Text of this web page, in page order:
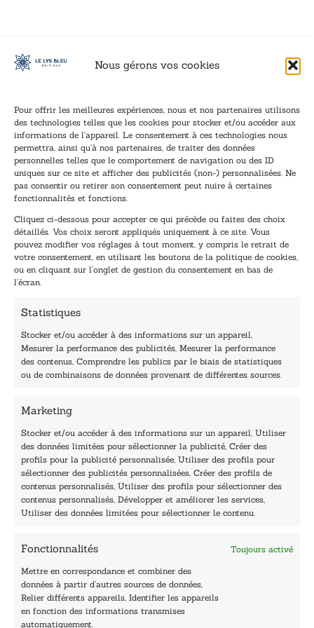
Nous gérons vos cookies
Pour offrir les meilleures expériences, nous et nos partenaires utilisons
des technologies telles que les cookies pour stocker et/ou accéder aux
informations de l’appareil. Le consentement à ces technologies nous
permettra, ainsi qu’à nos partenaires, de traiter des données
personnelles telles que le comportement de navigation ou des ID
uniques sur ce site et afficher des publicités (non-) personnalisées. Ne
pas consentir ou retirer son consentement peut nuire à certaines
fonctionnalités et fonctions.
Cliquez ci-dessous pour accepter ce qui précède ou faites des choix
détaillés. Vos choix seront appliqués uniquement à ce site. Vous
pouvez modifier vos réglages à tout moment, y compris le retrait de
votre consentement, en utilisant les boutons de la politique de cookies,
ou en cliquant sur l’onglet de gestion du consentement en bas de
l’écran.
Statistiques
Stocker et/ou accéder à des informations sur un appareil,
Mesurer la performance des publicités, Mesurer la performance
des contenus, Comprendre les publics par le biais de statistiques
ou de combinaisons de données provenant de différentes sources.
Marketing
Stocker et/ou accéder à des informations sur un appareil, Utiliser
des données limitées pour sélectionner la publicité, Créer des
profils pour la publicité personnalisée, Utiliser des profils pour
sélectionner des publicités personnalisées, Créer des profils de
contenus personnalisés, Utiliser des profils pour sélectionner des
contenus personnalisés, Développer et améliorer les services,
Utiliser des données limitées pour sélectionner le contenu.
Fonctionnalités Toujours activé
Mettre en correspondance et combiner des
données à partir d’autres sources de données,
Relier différents appareils, Identifier les appareils
en fonction des informations transmises
automatiquement.
Inscription à la newsletter
Inscrivez-vous à notre newsletter et recevez nos
dernières nouvelles.
m
a
i
l
*
a
i
l
E
m
a
i
l
*
TENEZ-MOI AU COURANT !
40, rue du Louvre 75001 Paris
Horaires du standard
De mardi à vendredi :
9h - 12h et 13h30 - 16h30
Lundi, samedi et dimanche : fermé
Navigation
Accueil
Les Plumes du Lys Bleu
Prix sciences humaines et sociales
Nos collections
Nos auteurs
Catalogue